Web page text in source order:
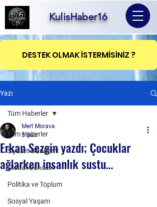
KulisHaber16
DESTEK OLMAK İSTERMİSİNİZ ?
Yazı
Tüm Haberler
Siyaset Gündemi
Global Gündem
Politika ve Toplum
Sosyal Yaşam
Tüm Haberler
Erkan Sezgin yazdı; Çocuklar
ağlarken insanlık sustu…
Mert Morava
5 Şub